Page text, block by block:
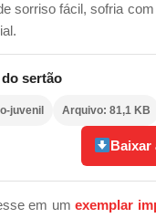
sorriso fácil, sofria
sertão
juvenil Arquivo: 81,1 KB
Baixar
em umexemplar